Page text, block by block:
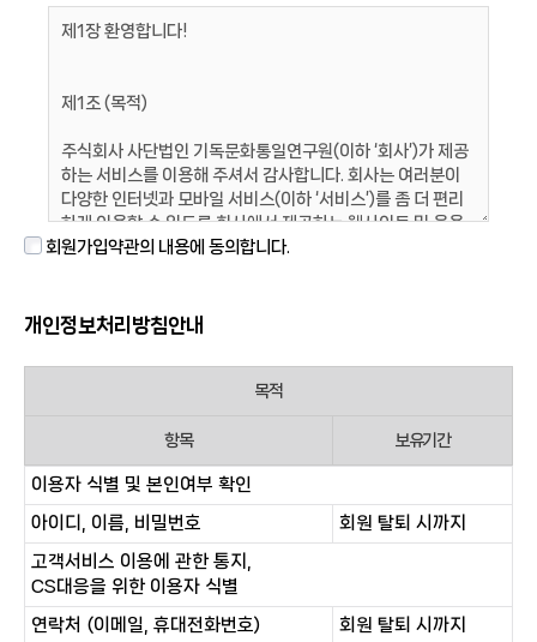
회원가입약관의 내용에 동의합니다.
개인정보처리방침안내
목적
항목 보유기간
이용자 식별 및 본인여부 확인
아이디, 이름, 비밀번호
회원 탈퇴 시까지
고객서비스 이용에 관한 통지,
CS대응을 위한 이용자 식별
연락처 (이메일, 휴대전화번호)
회원 탈퇴 시까지